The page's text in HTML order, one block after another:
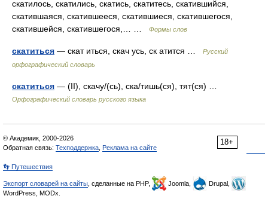
скатилось, скатились, скатись, скатитесь, скатившийся,
скатившаяся, скатившееся, скатившиеся, скатившегося,
скатившейся, скатившегося,… …
Формы слов
скатиться — скат иться, скач усь, ск атится …
Русский
орфографический словарь
скатиться — (II), скачу/(сь), ска/тишь(ся), тят(ся) …
Орфографический словарь русского языка
18+
© Академик, 2000-2026
Обратная связь: Техподдержка Реклама на сайте
👣 Путешествия
Экспорт словарей на сайты , сделанные на PHP, Joomla,
Drupal,
WordPress, MODx.